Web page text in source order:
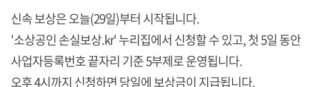
신속 보상은 오늘(29일)부터 시작됩니다.
'소상공인 손실보상.kr' 누리집에서 신청할 수 있고, 첫 5일 동안
사업자등록번호 끝자리 기준 5부제로 운영됩니다.
오후 4시까지 신청하면 당일에 보상금이 지급됩니다.